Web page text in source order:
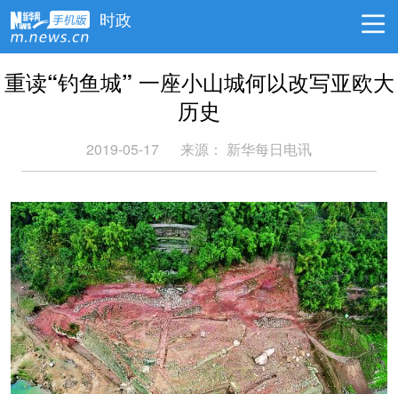
时政
重读“钓鱼城” 一座小山城何以改写亚欧大
历史
2019-05-17 来源： 新华每日电讯